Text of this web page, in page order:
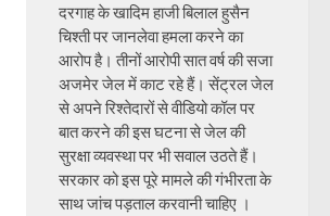
दरगाह के खादिम हाजी बिलाल हुसैन
चिश्ती पर जानलेवा हमला करने का
आरोप है। तीनों आरोपी सात वर्ष की सजा
अजमेर जेल में काट रहे हैं। सेंट्रल जेल
से अपने रिश्तेदारों से वीडियो कॉल पर
बात करने की इस घटना से जेल की
सुरक्षा व्यवस्था पर भी सवाल उठते हैं।
सरकार को इस पूरे मामले की गंभीरता के
साथ जांच पड़ताल करवानी चाहिए ।